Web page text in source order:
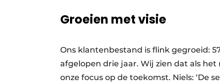
Groeien met visie
Ons klantenbestand is flink gegroeid:
afgelopen drie jaar. Wij zien dat als
onze focus op de toekomst. Niels: ‘De